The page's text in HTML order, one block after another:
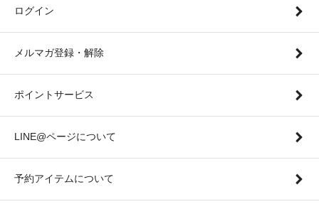
ログイン
メルマガ登録・解除
ポイントサービス
LINE@ページについて
予約アイテムについて